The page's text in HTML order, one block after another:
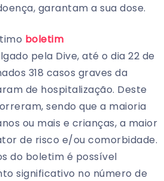
garantam a sua dose.
boletim
pela Dive, até o dia 22 de
318 casos graves da
de hospitalização. Deste
sendo que a maioria
ou mais e crianças, a maior
de risco e/ou comorbidade.
do boletim é possível
significativo no número de